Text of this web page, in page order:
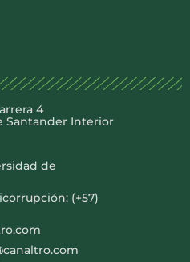
4
Santander Interior
de
(+57)